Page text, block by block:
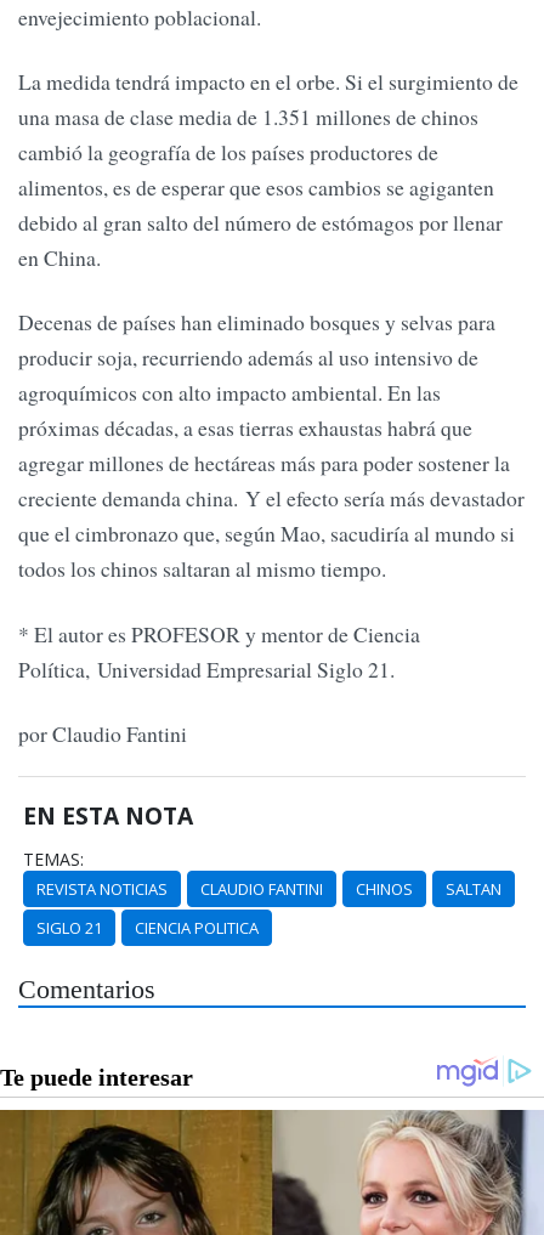
envejecimiento poblacional.
La medida tendrá impacto en el orbe. Si el surgimiento de
una masa de clase media de 1.351 millones de chinos
cambió la geografía de los países productores de
alimentos, es de esperar que esos cambios se agiganten
debido al gran salto del número de estómagos por llenar
en China.
Decenas de países han eliminado bosques y selvas para
producir soja, recurriendo además al uso intensivo de
agroquímicos con alto impacto ambiental. En las
próximas décadas, a esas tierras exhaustas habrá que
agregar millones de hectáreas más para poder sostener la
creciente demanda china. Y el efecto sería más devastador
que el cimbronazo que, según Mao, sacudiría al mundo si
todos los chinos saltaran al mismo tiempo.
* El autor es PROFESOR y mentor de Ciencia
Política, Universidad Empresarial Siglo 21.
por Claudio Fantini
EN ESTA NOTA
TEMAS:
REVISTA NOTICIAS CLAUDIO FANTINI CHINOS
SALTAN
SIGLO 21
CIENCIA POLITICA
Comentarios